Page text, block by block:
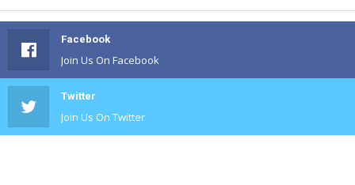
Facebook
Join Us On Facebook
Twitter
Join Us On Twitter